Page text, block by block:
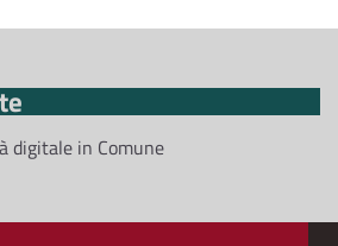
digitale in Comune